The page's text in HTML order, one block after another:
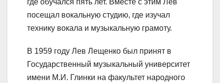
посещал вокальную студию, где изучал
технику вокала и музыкальную грамоту.
В 1959 году Лев Лещенко был принят в
Государственный музыкальный университет
имени М.И. Глинки на факультет народного